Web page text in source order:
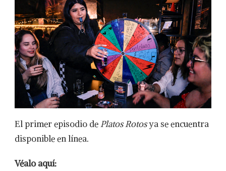
El primer episodio dePlatos Rotosya se encuentra
disponible en línea.
Véalo aquí: